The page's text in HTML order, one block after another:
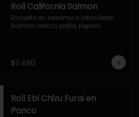
Roll California Salmon
Envuelto en sesamo o ciboullette.
Salmon fresco, palta, pepino.
$7.490
Roll Ebi Chizu Furai en
Panco